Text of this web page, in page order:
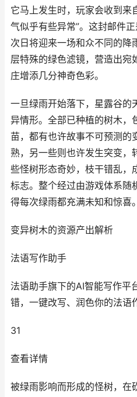
它马上发生时，玩家会收到来
气似乎有些异常”。这封邮件
次日将迎来一场和众不同的
层特殊的绿色滤镜，营造出宛
庄增添几分神奇色彩。
一旦绿雨开始落下，星露谷的
异情形。全部已种植的树木，
苗，都有也许故事不可预测的
熟，另一些则也许发生突变，
些怪树形态奇妙，枝干错乱，
标志。整个经过由游戏体系随
得每次绿雨都充满未知和惊喜。
变异树木的资源产出解析
法语写作助手
法语助手旗下的AI智能写作平
错，一键改写、润色你的法语
31
查看详情
被绿雨影响而形成的怪树，在